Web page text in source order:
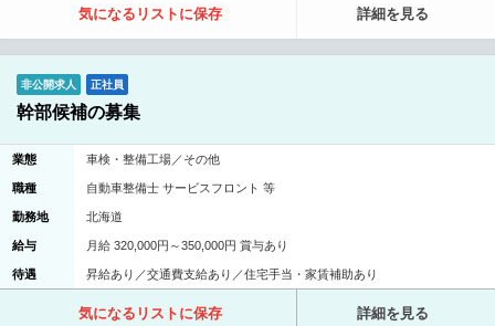
気になるリストに保存 詳細を見る
非公開求人 正社員
幹部候補の募集
業態 車検・整備工場／その他
職種 自動車整備士 サービスフロント 等
勤務地 北海道
給与 月給 320,000円～350,000円 賞与あり
待遇 昇給あり／交通費支給あり／住宅手当・家賃補助あり
気になるリストに保存 詳細を見る